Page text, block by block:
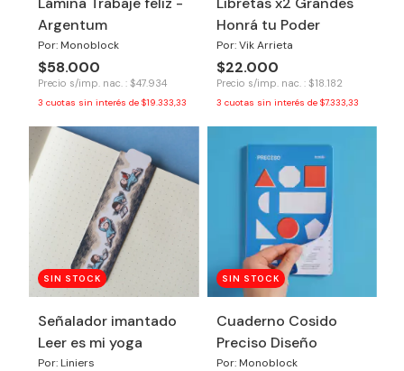
Argentum
Por: Monoblock
$58.000
Precio s/imp. nac. : $47.934
3 cuotas sin interés de $19.333,33
Honrá tu Poder
Por: Vik Arrieta
$22.000
Precio s/imp. nac. : $18.182
3 cuotas sin interés de $7.333,33
SIN STOCK
Señalador imantado
Leer es mi yoga
Por: Liniers
SIN STOCK
Cuaderno Cosido
Preciso Diseño
Por: Monoblock